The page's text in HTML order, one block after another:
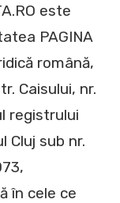
este
PAGINA
română,
Caisului, nr.
registrului
Cluj sub nr.
în cele ce